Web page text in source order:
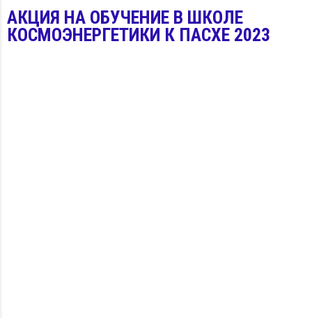
АКЦИЯ НА ОБУЧЕНИЕ В ШКОЛЕ
КОСМОЭНЕРГЕТИКИ К ПАСХЕ 2023